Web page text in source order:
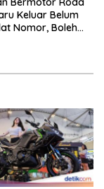
Keluar Belum
Nomor, Boleh